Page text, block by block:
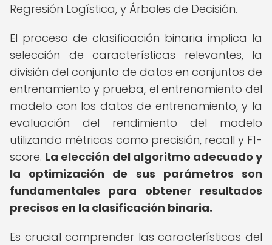
Regresión Logística, y Árboles de Decisión.
El proceso de clasificación binaria implica la
selección de características relevantes, la
división del conjunto de datos en conjuntos de
entrenamiento y prueba, el entrenamiento del
modelo con los datos de entrenamiento, y la
evaluación del rendimiento del modelo
utilizando métricas como precisión, recall y F1-
score. La elección del algoritmo adecuado y
la optimización de sus parámetros son
fundamentales para obtener resultados
precisos en la clasificación binaria.
Es crucial comprender las características del